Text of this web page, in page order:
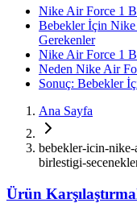
Nike Air Force 1
Bebekler İçin
Gerekenler
Nike Air Force 1
Neden Nike Air
Sonuç: Bebekler
Ana Sayfa
bebekler-icin-
birlestigi-
Ürün